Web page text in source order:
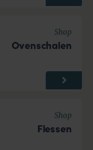
Shop
Ovenschalen
Shop
Flessen